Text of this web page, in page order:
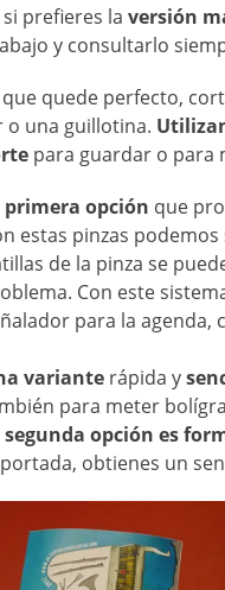
prefieres la versión
y consultarlo
que quede perfecto,
o una guillotina.
para guardar o para
primera opción que
estas pinzas
de la pinza se
Con este
para la agenda,
variante rápida y
para meter
segunda opción es
obtienes un